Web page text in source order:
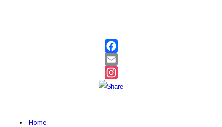
Facebook
Email
Instagram
Home